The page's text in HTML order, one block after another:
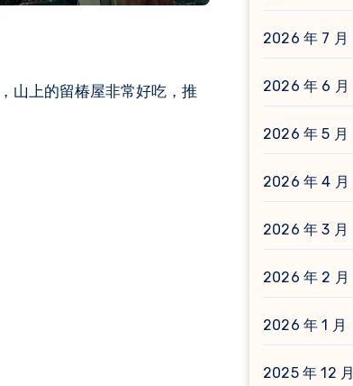
山上的留椿屋非常好吃，推
2026 年 7 月
2026 年 6 月
2026 年 5 月
2026 年 4 月
2026 年 3 月
2026 年 2 月
2026 年 1 月
2025 年 12 月